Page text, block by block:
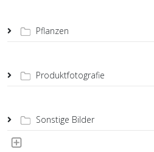
Pflanzen
Produktfotografie
Sonstige Bilder